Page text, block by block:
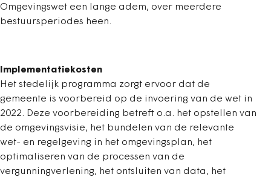
Omgevingswet een lange adem, over meerdere
bestuursperiodes heen.
Implementatiekosten
Het stedelijk programma zorgt ervoor dat de
gemeente is voorbereid op de invoering van de wet in
2022. Deze voorbereiding betreft o.a. het opstellen van
de omgevingsvisie, het bundelen van de relevante
wet- en regelgeving in het omgevingsplan, het
optimaliseren van de processen van de
vergunningverlening, het ontsluiten van data, het